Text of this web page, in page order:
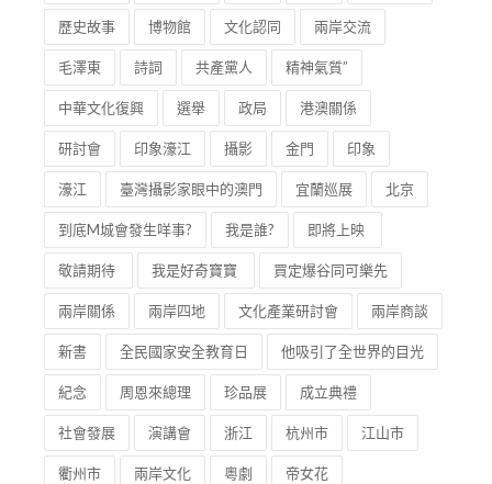
歷史故事 博物館 文化認同 兩岸交流
毛澤東 詩詞 共產黨人 精神氣質”
中華文化復興 選舉 政局 港澳關係
研討會 印象濠江 攝影 金門 印象
濠江 臺灣攝影家眼中的澳門 宜蘭巡展 北京
到底M城會發生咩事? 我是誰? 即將上映
敬請期待 我是好奇寶寶 買定爆谷同可樂先
兩岸關係 兩岸四地 文化產業研討會 兩岸商談
新書 全民國家安全教育日 他吸引了全世界的目光
紀念 周恩來總理 珍品展 成立典禮
社會發展 演講會 浙江 杭州市 江山市
衢州市 兩岸文化 粵劇 帝女花